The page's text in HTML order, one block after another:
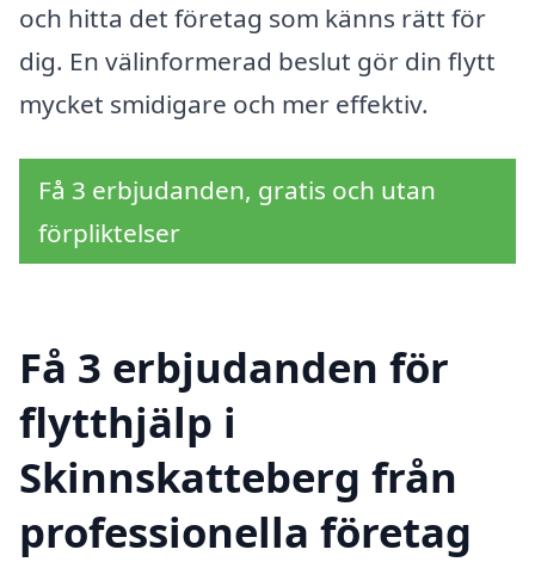
och hitta det företag som känns rätt för
dig. En välinformerad beslut gör din flytt
mycket smidigare och mer effektiv.
Få 3 erbjudanden, gratis och utan
förpliktelser
Få 3 erbjudanden för
flytthjälp i
Skinnskatteberg från
professionella företag